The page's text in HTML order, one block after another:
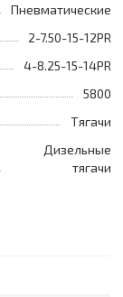
Пневматические
2-7.50-15-12PR
4-8.25-15-14PR
5800
Тягачи
Дизельные
тягачи